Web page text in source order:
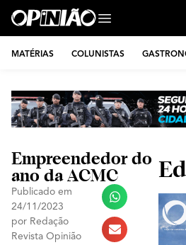
MATÉRIAS COLUNISTAS
Empreendedor do
ano da ACMC
Publicado em
24/11/2023
por Redação
Revista Opinião